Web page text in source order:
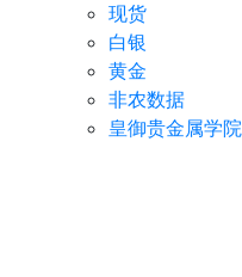
现货
白银
黄金
非农数据
皇御贵金属学院